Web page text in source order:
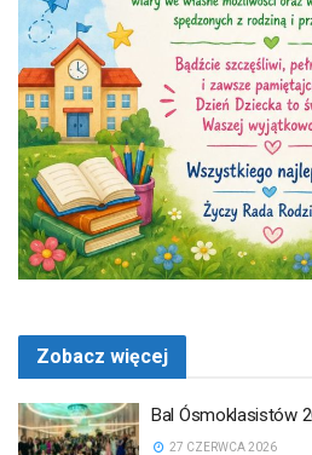
Zobacz więcej
Bal Ósmoklasistów
27 CZERWCA 2026